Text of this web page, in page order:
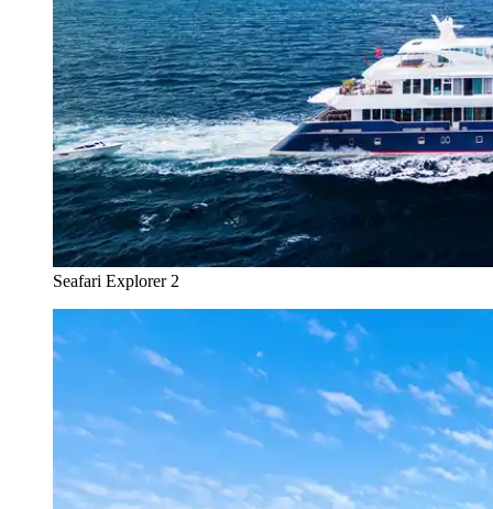
Seafari Explorer 2